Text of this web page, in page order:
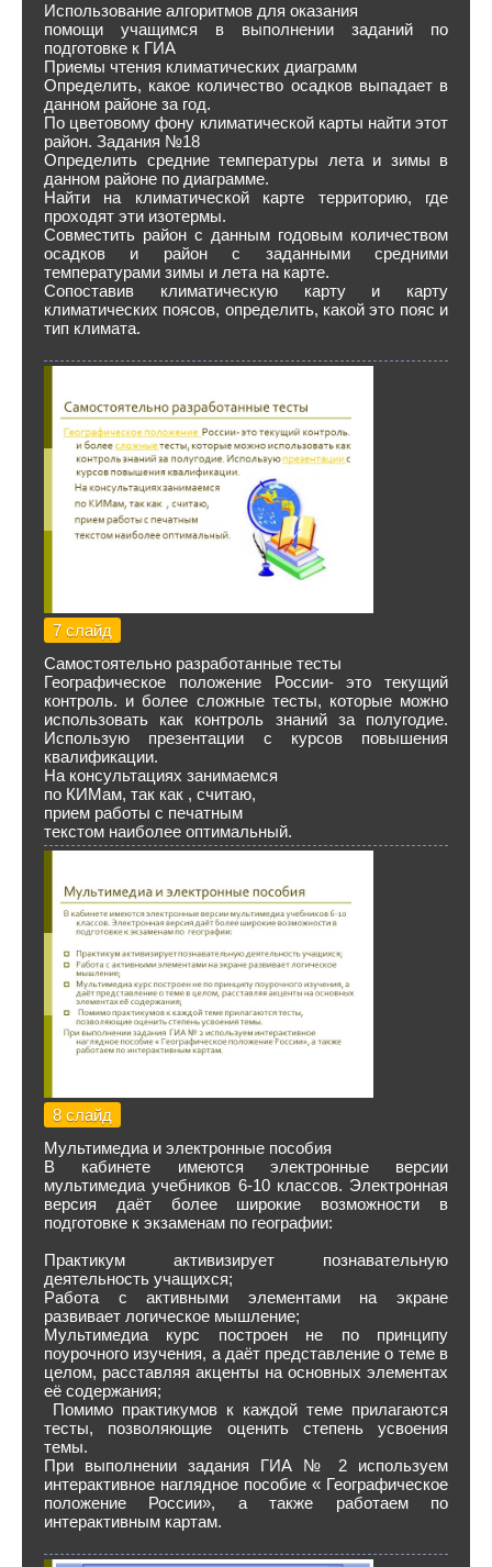
Использование алгоритмов для оказания
помощи учащимся в выполнении заданий по
подготовке к ГИА
Приемы чтения климатических диаграмм
Определить, какое количество осадков выпадает в
данном районе за год.
По цветовому фону климатической карты найти этот
район. Задания №18
Определить средние температуры лета и зимы в
данном районе по диаграмме.
Найти на климатической карте территорию, где
проходят эти изотермы.
Совместить район с данным годовым количеством
осадков и район с заданными средними
температурами зимы и лета на карте.
Сопоставив климатическую карту и карту
климатических поясов, определить, какой это пояс и
тип климата.
7 слайд
Самостоятельно разработанные тесты
Географическое положение России- это текущий
контроль. и более сложные тесты, которые можно
использовать как контроль знаний за полугодие.
Использую презентации с курсов повышения
квалификации.
На консультациях занимаемся
по КИМам, так как , считаю,
прием работы с печатным
текстом наиболее оптимальный.
8 слайд
Мультимедиа и электронные пособия
В кабинете имеются электронные версии
мультимедиа учебников 6-10 классов. Электронная
версия даёт более широкие возможности в
подготовке к экзаменам по географии:
Практикум активизирует познавательную
деятельность учащихся;
Работа с активными элементами на экране
развивает логическое мышление;
Мультимедиа курс построен не по принципу
поурочного изучения, а даёт представление о теме в
целом, расставляя акценты на основных элементах
её содержания;
Помимо практикумов к каждой теме прилагаются
тесты, позволяющие оценить степень усвоения
темы.
При выполнении задания ГИА № 2 используем
интерактивное наглядное пособие « Географическое
положение России», а также работаем по
интерактивным картам.